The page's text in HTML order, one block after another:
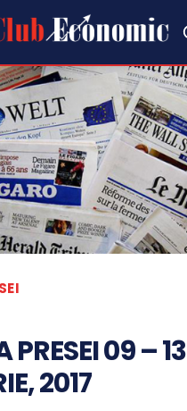
PRESEI 09 – 13
2017